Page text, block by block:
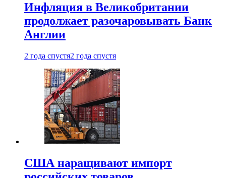
Инфляция в Великобритании
продолжает разочаровывать Банк
Англии
2 года спустя2 года спустя
США наращивают импорт